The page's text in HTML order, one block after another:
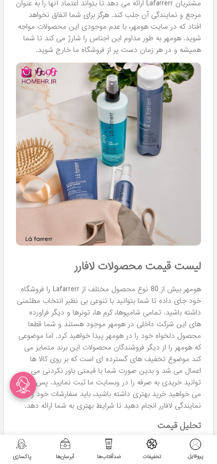
نمایندگی لافارر
چه چیز باعث می شود تا فروشگاه هومهر را به عنواننمایندگی
لافارردر ایران و شهر های تهران و مشهد بنامیم؟ در ادامه
لیست کامل خدمات فوق العاده‌ای که فروشگاه هومهر به طور
اختصاصی به مشتریان این برند ارائه می دهد را بررسی خواهیم
فروش مستقیم از برند سازنده، بدون هیچ واسطه که سبب
کاهش قیمت نهایی برای مصرف کننده می شود. این
موضوع دست ما را باز گذاشته تا بتوانیم هرازچندگاهی
تخفیفات بسیار عالی برای مشتریان فراهم نماییم.
حضور مشاوران رسمی برند Lafarrerr
در فروشگاه
حضوری هومهر برای پاسخگویی و ارائه مشاوره رایگان به
مشتریان ساکن شهر مشهد.
گارانتی عودت کالا:این ضمانت بر روی تمامی
محصولات Lafarrerr درج شده است و به سبب آن در
صورت بروز هرگونه مشکل در فرایند تحویل کالا، خرید
شما عودت داده شده و با کالای جدید تعویض خواهد
تخفیفات فصلی:تقریبا هر ماه، وبسایت ما تخفیف های
استقبال بی نظیر مشتریان و همراهان ما مواجه می
شوند.
نمایندگی لافارر در مشهد
فروشگاه هومهر با بیش از 20 سال تجربه در فروش محصولات
آرایشی و بهداشتی ، چندین سال است که انواع محصولات لافارر
را با تخفیف های پیوسته به شما تقدیم می کند.
آدرس فروشگاه حضوری ما در شهر مشهد:احمد آباد بلوار
کلاهدوز – بین کلاهدوز 14 و 16 – پلاک 116 (حاشیه خیابان) –
فروشگاه آرایشی هومهر
حضور مشاوران رسمی شرکت لافارر در فروشگاه حضوری ما و
امکان خرید محصولات اصلی این شرکت باعث شده که
همشهریان هومهر را به عنوان نمایندگی برند لافارر در شهر مشهد
بشناسند. شما هم می توانید با مراجعه به فروشگاه حضوری ما،
پروفایل تخفیفات ضدآفتاب‌ها آبرسان‌ها پاکسازی